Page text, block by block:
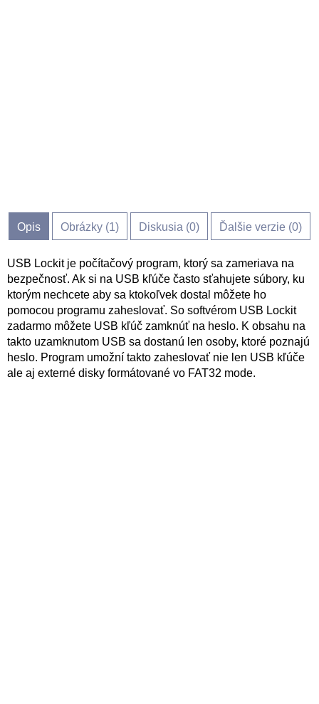
Opis Obrázky (1) Diskusia (0) Ďalšie verzie (0)
USB Lockit je počítačový program, ktorý sa zameriava na
bezpečnosť. Ak si na USB kľúče často sťahujete súbory, ku
ktorým nechcete aby sa ktokoľvek dostal môžete ho
pomocou programu zaheslovať. So softvérom USB Lockit
zadarmo môžete USB kľúč zamknúť na heslo. K obsahu na
takto uzamknutom USB sa dostanú len osoby, ktoré poznajú
heslo. Program umožní takto zaheslovať nie len USB kľúče
ale aj externé disky formátované vo FAT32 mode.